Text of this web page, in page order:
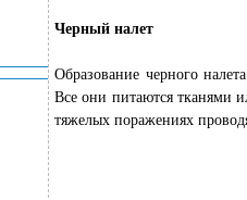
Черный налет
Образование черного
Все они питаются тканями
тяжелых поражениях